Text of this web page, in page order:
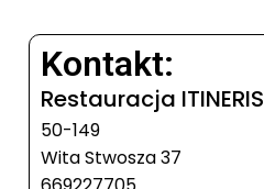
Kontakt:
Restauracja ITINERIS
50-149
Wita Stwosza 37